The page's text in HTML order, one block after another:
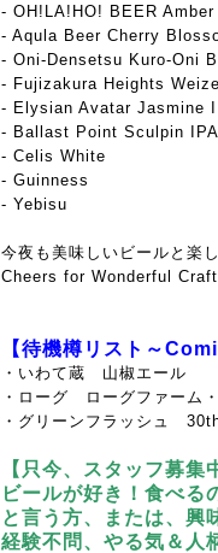
- OH!LA!HO! BEER Amber
- Aqula Beer Cherry
- Oni-Densetsu Kuro-Oni
- Fujizakura Heights
- Elysian Avatar Jasmine
- Ballast Point Sculpin IPA
- Celis White
- Guinness
- Yebisu
今夜も美味しいビールと楽
Cheers for Wonderful
【待機樽リスト～
・いわて蔵 山椒エール
・ローグ ローグファーム
・グリーンフラッシュ
【只今、スタッフ募集
ビールが好き！食べ
と言う方、または、興
経験不問、やる気＆人